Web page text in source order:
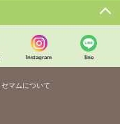
Instagram line
セマムについて